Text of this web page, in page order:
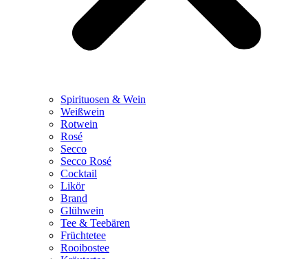
Spirituosen & Wein
Weißwein
Rotwein
Rosé
Secco
Secco Rosé
Cocktail
Likör
Brand
Glühwein
Tee & Teebären
Früchtetee
Rooibostee